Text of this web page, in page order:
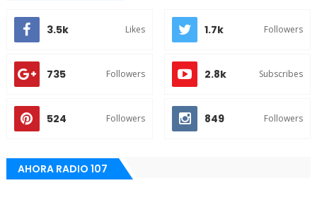
3.5k Likes 1.7k Followers
735 Followers 2.8k Subscribes
524 Followers 849 Followers
AHORA RADIO 107